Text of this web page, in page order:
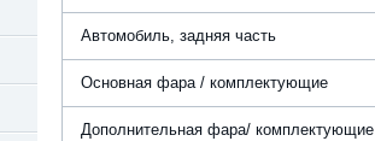
Автомобиль, задняя часть
Основная фара / комплектующие
Дополнительная фара/ комплектующие